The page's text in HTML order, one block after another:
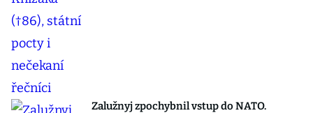
Zalužnyj zpochybnil vstup do NATO.